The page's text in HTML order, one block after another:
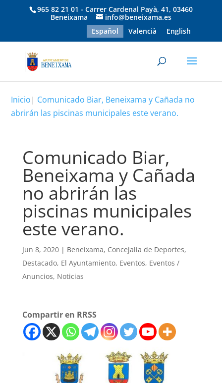
965 82 21 01 - Carrer Cardenal Payà, 41, 03460
Beneixama
info@beneixama.es
Español
Valencià English
Inicio| Comunicado Biar, Beneixama y Cañada no
abrirán las piscinas municipales este verano.
Comunicado Biar,
Beneixama y Cañada
no abrirán las
piscinas municipales
este verano.
Jun 8, 2020| Beneixama, Concejalia de Deportes,
Destacado, El Ayuntamiento, Eventos, Eventos /
Anuncios, Noticias
Compartir en RRSS